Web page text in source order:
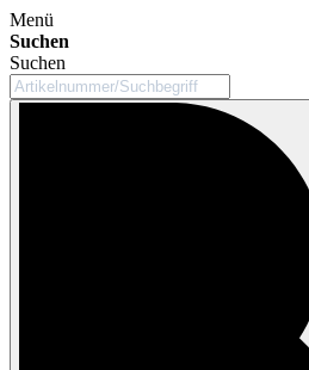
Menü
Suchen
Suchen